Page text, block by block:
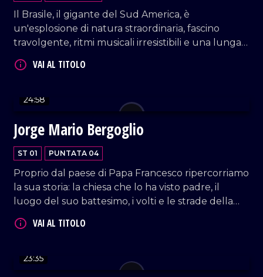
Il Brasile, il gigante del Sud America, è
un'esplosione di natura straordinaria, fascino
travolgente, ritmi musicali irresistibili e una lunga
storia di emigrazione italiana, iniziata già dai primi
anni del secolo scorso. Prepariamoci a un viaggio
fino in fondo!
24:58
Jorge Mario Bergoglio
ST 01 PUNTATA 04
Proprio dal paese di Papa Francesco ripercorriamo
la sua storia: la chiesa che lo ha visto padre, il
luogo del suo battesimo, i volti e le strade della
sua gente. Scopriamo chi era Jorge Mario
Bergoglio, dove ha vissuto, come si è avvicinato
sorella ancora in vita.
23:35
VAI AL TITOLO